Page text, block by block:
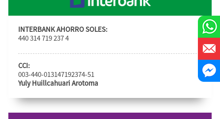
INTERBANK AHORRO SOLES:
440 314 719 237 4
CCI:
003-440-013147192374-51
Yuly Huillcahuari Arotoma